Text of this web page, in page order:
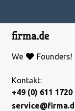
We Founders!
Kontakt:
+49 (0) 611 1720